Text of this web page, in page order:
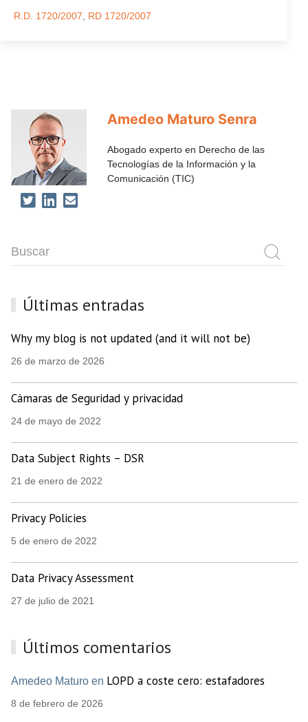
R.D. 1720/2007
RD 1720/2007
Amedeo Maturo Senra
Abogado experto en Derecho de las
Tecnologías de la Información y la
Comunicación (TIC)
Últimas entradas
Why my blog is not updated (and it will not be)
26 de marzo de 2026
Cámaras de Seguridad y privacidad
24 de mayo de 2022
Data Subject Rights – DSR
21 de enero de 2022
Privacy Policies
5 de enero de 2022
Data Privacy Assessment
27 de julio de 2021
Últimos comentarios
Amedeo Maturo en LOPD a coste cero: estafadores
8 de febrero de 2026